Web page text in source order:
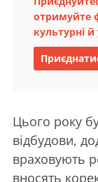
отримуйте
культурні й
Цього року
відбудови,
враховують
вносять